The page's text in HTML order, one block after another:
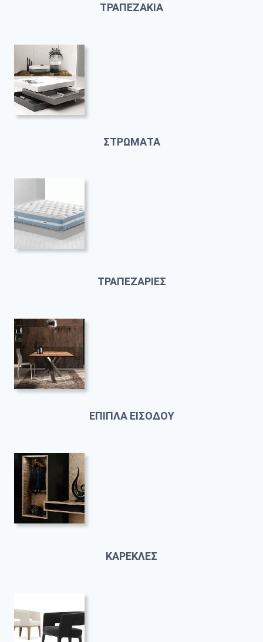
ΤΡΑΠΕΖΑΚΙΑ
ΣΤΡΩΜΑΤΑ
ΤΡΑΠΕΖΑΡΙΕΣ
ΕΠΙΠΛΑ ΕΙΣΟΔΟΥ
ΚΑΡΕΚΛΕΣ